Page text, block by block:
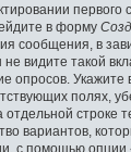
в форму
сообщения, в
не видите такой
опросов. Укажите
полях,
строке
вариантов,
с помощью опции